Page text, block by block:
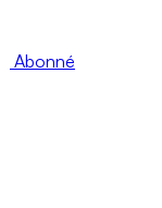
Abonné